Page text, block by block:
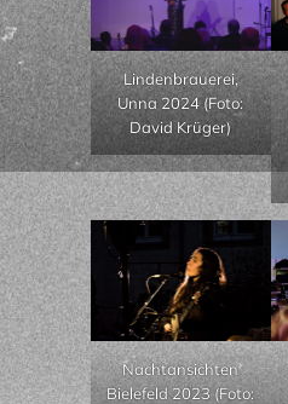
Lindenbrauerei,
Unna 2024 (Foto:
David Krüger)
Nachtansichten
Bielefeld 2023 (Foto: